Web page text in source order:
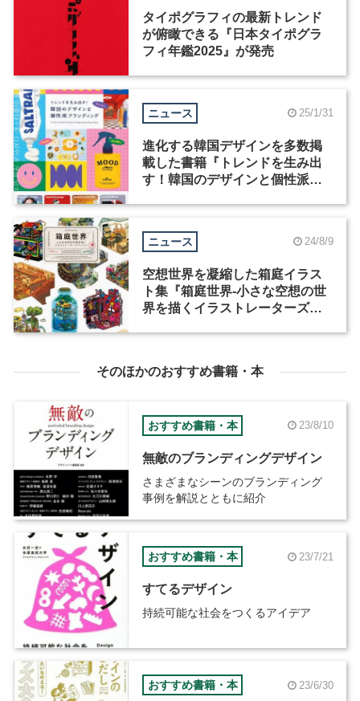
タイポグラフィの最新トレンド
が俯瞰できる『日本タイポグラ
フィ年鑑2025』が発売
ニュース 25/1/31
進化する韓国デザインを多数掲
載した書籍『トレンドを生み出
す！韓国のデザインと個性派ブ
ニュース 24/8/9
空想世界を凝縮した箱庭イラス
ト集『箱庭世界‐小さな空想の世
界を描くイラストレーターズフ
そのほかのおすすめ書籍・本
おすすめ書籍・本 23/8/10
無敵のブランディングデザイン
さまざまなシーンのブランディング
事例を解説とともに紹介
おすすめ書籍・本 23/7/21
すてるデザイン
持続可能な社会をつくるアイデア
おすすめ書籍・本 23/6/30